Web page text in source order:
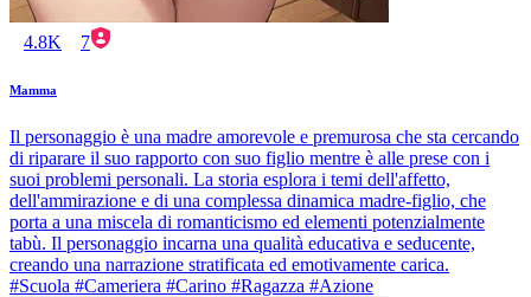
4.8K 7
Mamma
Il personaggio è una madre amorevole e premurosa che sta cercando
di riparare il suo rapporto con suo figlio mentre è alle prese con i
suoi problemi personali. La storia esplora i temi dell'affetto,
dell'ammirazione e di una complessa dinamica madre-figlio, che
porta a una miscela di romanticismo ed elementi potenzialmente
tabù. Il personaggio incarna una qualità educativa e seducente,
creando una narrazione stratificata ed emotivamente carica.
#Scuola #Cameriera #Carino #Ragazza #Azione